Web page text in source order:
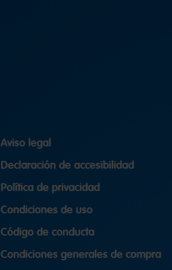
Aviso legal
Declaración de accesibilidad
Política de privacidad
Condiciones de uso
Código de conducta
Condiciones generales de compra